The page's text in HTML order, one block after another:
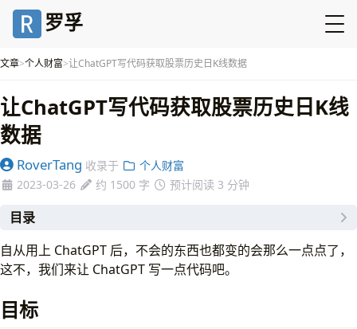
罗孚
文章 个人财富 让ChatGPT写代码获取股票历史日K线数据
让ChatGPT写代码获取股票历史日K线
数据
RoverTang 收录于
个人财富
2023-03-26
约 1500 字 预计阅读 3 分钟
目录
目标
分析
结语
自从用上 ChatGPT 后，不会的东西也都变的会那么一点点了，
这不，我们来让 ChatGPT 写一点代码吧。
目标